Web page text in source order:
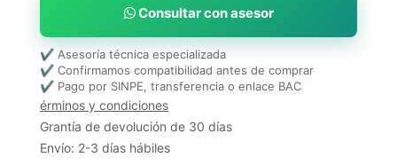
Consultar con asesor
✔ Asesoría técnica especializada
✔ Confirmamos compatibilidad antes de comprar
✔ Pago por SINPE, transferencia o enlace BAC
érminos y condiciones
Grantía de devolución de 30 días
Envío: 2-3 días hábiles